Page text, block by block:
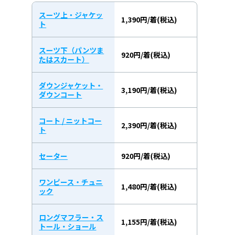
スーツ上・ジャケッ
ト
1,390円/着(税込)
スーツ下（パンツま
たはスカート）
920円/着(税込)
ダウンジャケット・
ダウンコート
3,190円/着(税込)
コート / ニットコー
ト
2,390円/着(税込)
セーター 920円/着(税込)
ワンピース・チュニ
ック
1,480円/着(税込)
ロングマフラー・ス
トール・ショール
1,155円/着(税込)